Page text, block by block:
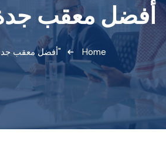
أفضل معقب
Home "أفضل معقب